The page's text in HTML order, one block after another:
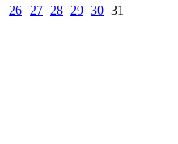
26
27 28 29 30 31